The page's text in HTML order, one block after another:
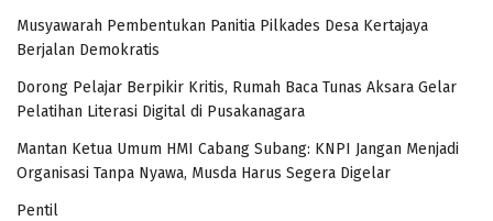
Musyawarah Pembentukan Panitia Pilkades Desa Kertajaya
Berjalan Demokratis
Dorong Pelajar Berpikir Kritis, Rumah Baca Tunas Aksara Gelar
Pelatihan Literasi Digital di Pusakanagara
Mantan Ketua Umum HMI Cabang Subang: KNPI Jangan Menjadi
Organisasi Tanpa Nyawa, Musda Harus Segera Digelar
Pentil